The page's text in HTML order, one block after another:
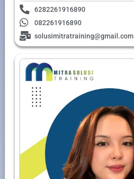
6282261916890
082261916890
solusimitratraining@gmail.com